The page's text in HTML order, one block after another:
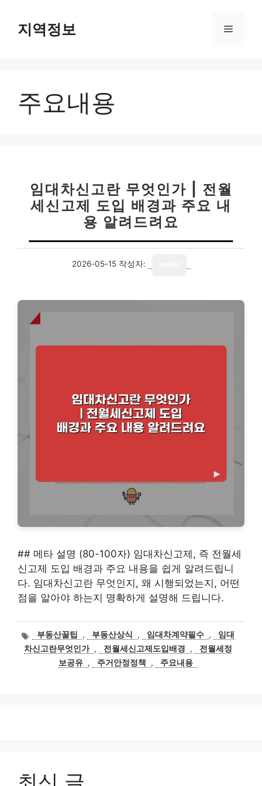
지역정보 메
주요내용
임대차신고란 무엇인가 | 전월
세신고제 도입 배경과 주요 내
용 알려드려요
2026-05-15 작성자:
## 메타 설명 (80-100자) 임대차신고제, 즉 전월세
신고제 도입 배경과 주요 내용을 쉽게 알려드립니
다. 임대차신고란 무엇인지, 왜 시행되었는지, 어떤
점을 알아야 하는지 명확하게 설명해 드립니다.
태
그
부동산꿀팁 , 부동산상식 , 임대차계약필수 ,
임대
차신고란무엇인가 , 전월세신고제도입배경 ,
전월세정
보공유 , 주거안정정책 , 주요내용